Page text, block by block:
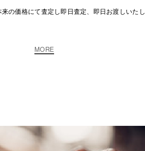
の価格にて査定し即日査定、即日お渡しいたし
MORE